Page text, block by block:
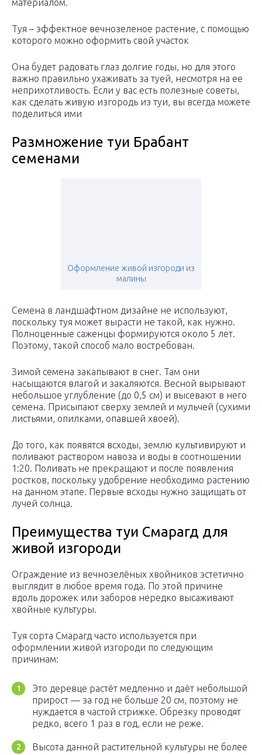
материалом.
Туя – эффектное вечнозеленое растение, с помощью
которого можно оформить свой участок
Она будет радовать глаз долгие годы, но для этого
важно правильно ухаживать за туей, несмотря на ее
неприхотливость. Если у вас есть полезные советы,
как сделать живую изгородь из туи, вы всегда можете
поделиться ими
Размножение туи Брабант
семенами
Оформление живой изгороди из
малины
Семена в ландшафтном дизайне не используют,
поскольку туя может вырасти не такой, как нужно.
Полноценные саженцы формируются около 5 лет.
Поэтому, такой способ мало востребован.
Зимой семена закапывают в снег. Там они
насыщаются влагой и закаляются. Весной вырывают
небольшое углубление (до 0,5 см) и высевают в него
семена. Присыпают сверху землей и мульчей (сухими
листьями, опилками, опавшей хвоей).
До того, как появятся всходы, землю культивируют и
поливают раствором навоза и воды в соотношении
1:20. Поливать не прекращают и после появления
ростков, поскольку удобрение необходимо растению
на данном этапе. Первые всходы нужно защищать от
лучей солнца.
Преимущества туи Смарагд для
живой изгороди
Ограждение из вечнозелёных хвойников эстетично
выглядит в любое время года. По этой причине
вдоль дорожек или заборов нередко высаживают
хвойные культуры.
Туя сорта Смарагд часто используется при
оформлении живой изгороди по следующим
причинам:
Это деревце растёт медленно и даёт небольшой
прирост — за год не больше 20 см, поэтому не
нуждается в частой стрижке. Обрезку проводят
редко, всего 1 раз в год, если не реже.
Высота данной растительной культуры не более